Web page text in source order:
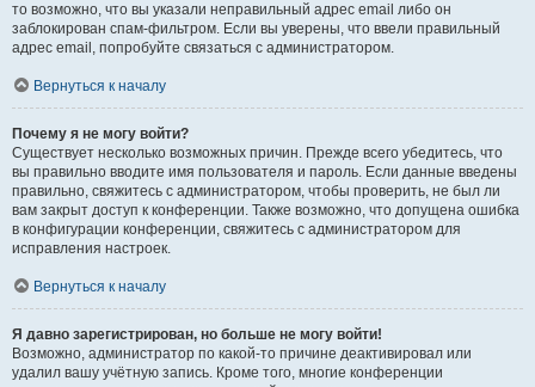
то возможно, что вы указали неправильный адрес email либо он
заблокирован спам-фильтром. Если вы уверены, что ввели правильный
адрес email, попробуйте связаться с администратором.
Вернуться к началу
Почему я не могу войти?
Существует несколько возможных причин. Прежде всего убедитесь, что
вы правильно вводите имя пользователя и пароль. Если данные введены
правильно, свяжитесь с администратором, чтобы проверить, не был ли
вам закрыт доступ к конференции. Также возможно, что допущена ошибка
в конфигурации конференции, свяжитесь с администратором для
исправления настроек.
Вернуться к началу
Я давно зарегистрирован, но больше не могу войти!
Возможно, администратор по какой-то причине деактивировал или
удалил вашу учётную запись. Кроме того, многие конференции